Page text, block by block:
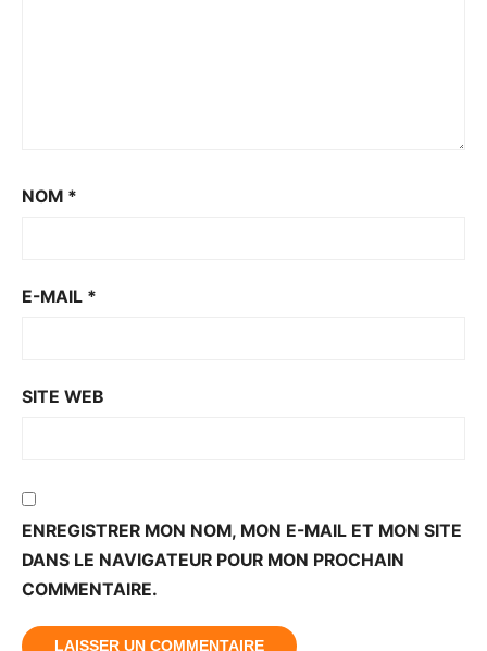
NOM *
E-MAIL *
SITE WEB
ENREGISTRER MON NOM, MON E-MAIL ET MON SITE
DANS LE NAVIGATEUR POUR MON PROCHAIN
COMMENTAIRE.